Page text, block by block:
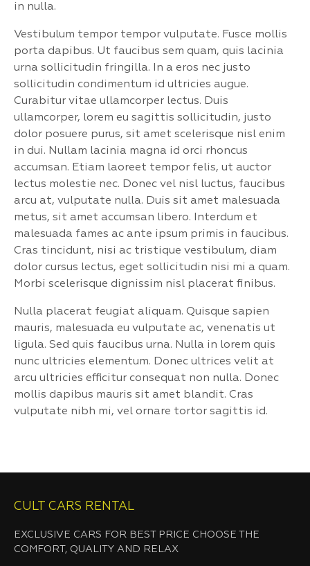
in nulla.
Vestibulum tempor tempor vulputate. Fusce mollis
porta dapibus. Ut faucibus sem quam, quis lacinia
urna sollicitudin fringilla. In a eros nec justo
sollicitudin condimentum id ultricies augue.
Curabitur vitae ullamcorper lectus. Duis
ullamcorper, lorem eu sagittis sollicitudin, justo
dolor posuere purus, sit amet scelerisque nisl enim
in dui. Nullam lacinia magna id orci rhoncus
accumsan. Etiam laoreet tempor felis, ut auctor
lectus molestie nec. Donec vel nisl luctus, faucibus
arcu at, vulputate nulla. Duis sit amet malesuada
metus, sit amet accumsan libero. Interdum et
malesuada fames ac ante ipsum primis in faucibus.
Cras tincidunt, nisi ac tristique vestibulum, diam
dolor cursus lectus, eget sollicitudin nisi mi a quam.
Morbi scelerisque dignissim nisl placerat finibus.
Nulla placerat feugiat aliquam. Quisque sapien
mauris, malesuada eu vulputate ac, venenatis ut
ligula. Sed quis faucibus urna. Nulla in lorem quis
nunc ultricies elementum. Donec ultrices velit at
arcu ultricies efficitur consequat non nulla. Donec
mollis dapibus mauris sit amet blandit. Cras
vulputate nibh mi, vel ornare tortor sagittis id.
CULT CARS RENTAL
EXCLUSIVE CARS FOR BEST PRICE CHOOSE THE
COMFORT, QUALITY AND RELAX